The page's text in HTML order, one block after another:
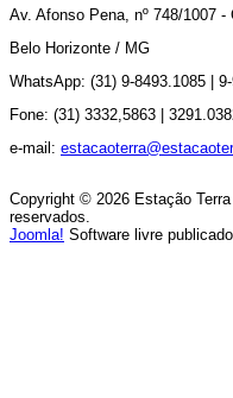
Av. Afonso Pena, nº 748/1007 -
Belo Horizonte / MG
WhatsApp: (31) 9-8493.1085 |
Fone: (31) 3332,5863 |
e-mail:
Copyright © 2026 Estação
reservados.
Joomla! Software livre